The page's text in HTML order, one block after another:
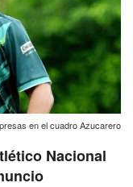
en el cuadro Azucarero
Nacional